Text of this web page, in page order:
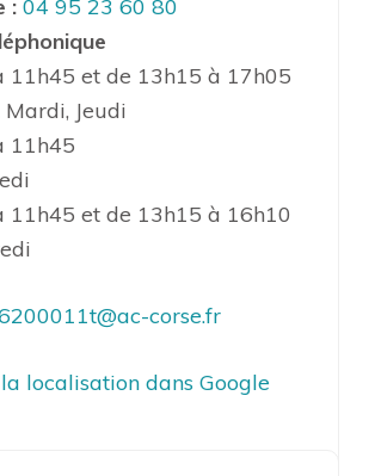
: 04 95 23 60 80
11h45 et de 13h15 à 17h05
Mardi, Jeudi
11h45
11h45 et de 13h15 à 16h10
corse.fr
localisation dans Google